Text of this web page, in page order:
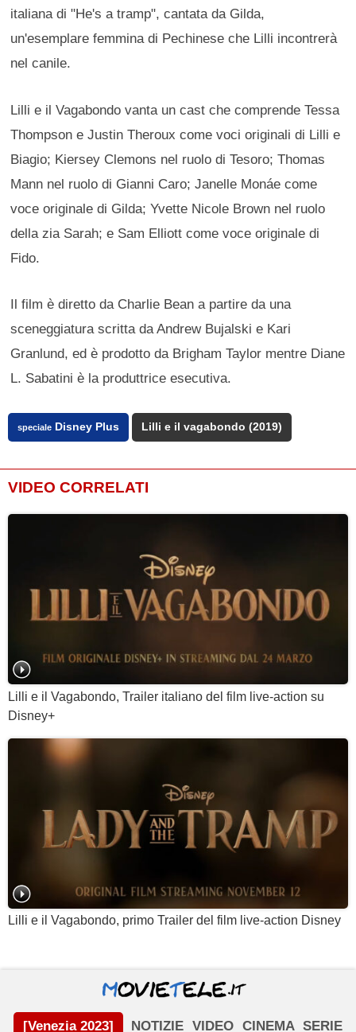
italiana di "He's a tramp", cantata da Gilda,
un'esemplare femmina di Pechinese che Lilli incontrerà
nel canile.
Lilli e il Vagabondo vanta un cast che comprende Tessa
Thompson e Justin Theroux come voci originali di Lilli e
Biagio; Kiersey Clemons nel ruolo di Tesoro; Thomas
Mann nel ruolo di Gianni Caro; Janelle Monáe come
voce originale di Gilda; Yvette Nicole Brown nel ruolo
della zia Sarah; e Sam Elliott come voce originale di
Fido.
Il film è diretto da Charlie Bean a partire da una
sceneggiatura scritta da Andrew Bujalski e Kari
Granlund, ed è prodotto da Brigham Taylor mentre Diane
L. Sabatini è la produttrice esecutiva.
speciale Disney Plus Lilli e il vagabondo (2019)
VIDEO CORRELATI
Lilli e il Vagabondo, Trailer italiano del film live-action su
Disney+
Lilli e il Vagabondo, primo Trailer del film live-action Disney
[Venezia 2023] NOTIZIE VIDEO CINEMA SERIE